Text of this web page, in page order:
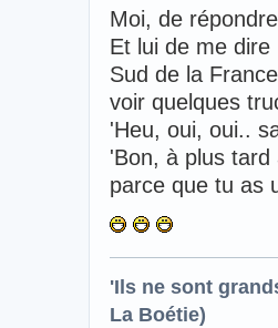
Moi, de
Et lui de me
Sud de la
voir quelques
'Heu, oui, oui..
'Bon, à plus
parce que tu as
'Ils ne sont
La Boétie)